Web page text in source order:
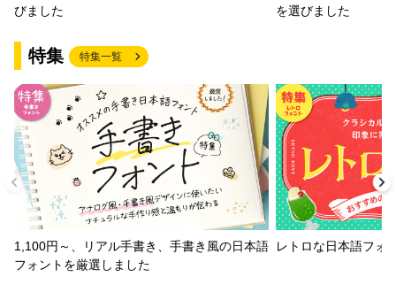
びました
を選びました
特集 特集一覧
1,100円～、リアル手書き、手書き風の日本語
フォントを厳選しました
レトロな日本語フォ